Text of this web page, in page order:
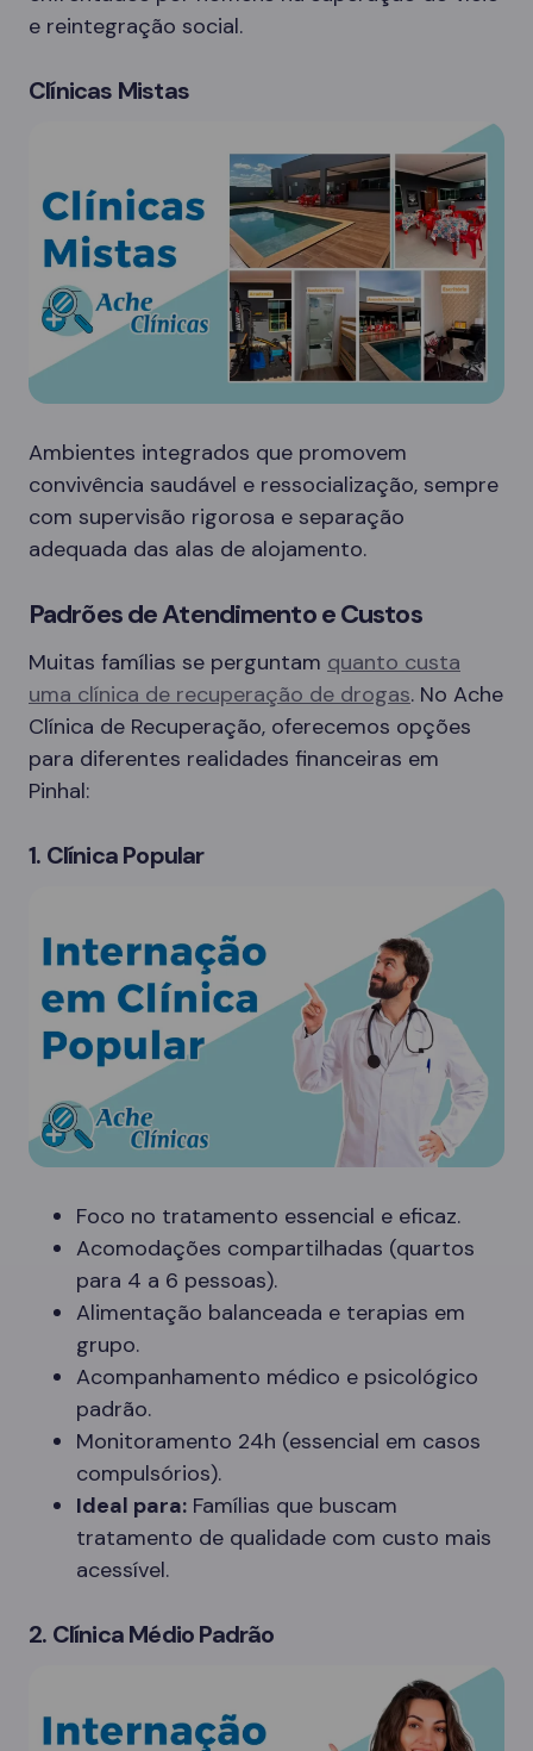
e reintegração social.
Clínicas Mistas
Ambientes integrados que promovem
convivência saudável e ressocialização, sempre
com supervisão rigorosa e separação
adequada das alas de alojamento.
Padrões de Atendimento e Custos
Muitas famílias se perguntam quanto custa
uma clínica de recuperação de drogas. No Ache
Clínica de Recuperação, oferecemos opções
para diferentes realidades financeiras em
Pinhal:
1. Clínica Popular
Foco no tratamento essencial e eficaz.
Acomodações compartilhadas (quartos
para 4 a 6 pessoas).
Alimentação balanceada e terapias em
grupo.
Acompanhamento médico e psicológico
padrão.
Monitoramento 24h (essencial em casos
compulsórios).
Ideal para: Famílias que buscam
tratamento de qualidade com custo mais
acessível.
2. Clínica Médio Padrão